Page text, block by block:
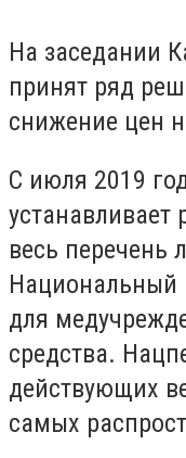
На заседании
принят ряд
снижение цен
С июля 2019
устанавливает
весь перечень
Национальный
для
средства.
действующих
самых